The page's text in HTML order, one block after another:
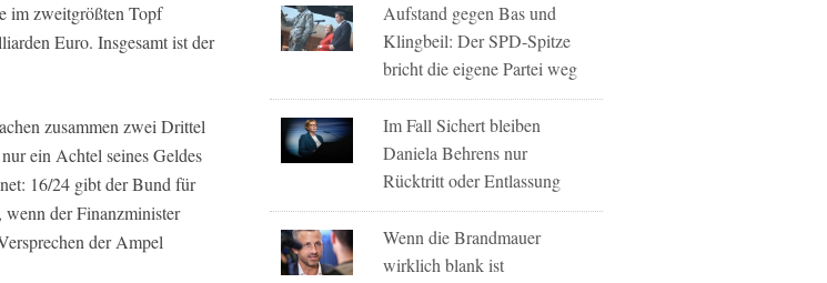
im zweitgrößten Topf
Euro. Insgesamt ist der
zusammen zwei Drittel
ein Achtel seines Geldes
16/24 gibt der Bund für
der Finanzminister
der Ampel
Aufstand gegen Bas und
Klingbeil: Der SPD-Spitze
bricht die eigene Partei weg
Im Fall Sichert bleiben
Daniela Behrens nur
Rücktritt oder Entlassung
Wenn die Brandmauer
wirklich blank ist